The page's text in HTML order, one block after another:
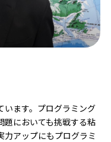
います。プログラミング
題においても挑戦する粘
力アップにもプログラミ